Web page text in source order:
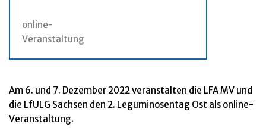
online-
Veranstaltung
Am 6. und 7. Dezember 2022 veranstalten die LFA MV und
die LfULG Sachsen den 2. Leguminosentag Ost als online-
Veranstaltung.